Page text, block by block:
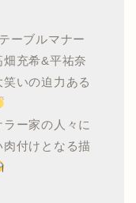
ーブルマナー
充希&平祐奈
いの迫力ある
ー家の人々に
付けとなる描